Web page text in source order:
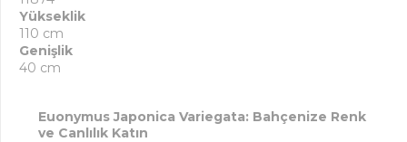
Yükseklik
110 cm
Genişlik
40 cm
Euonymus Japonica Variegata: Bahçenize Renk
ve Canlılık Katın